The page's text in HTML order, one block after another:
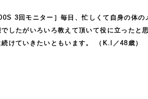
3回モニター］毎日、忙しくて自身の体
でしたがいろいろ教えて頂いて役に立ったと
続けていきたいともいます。
（K.I／48歳）